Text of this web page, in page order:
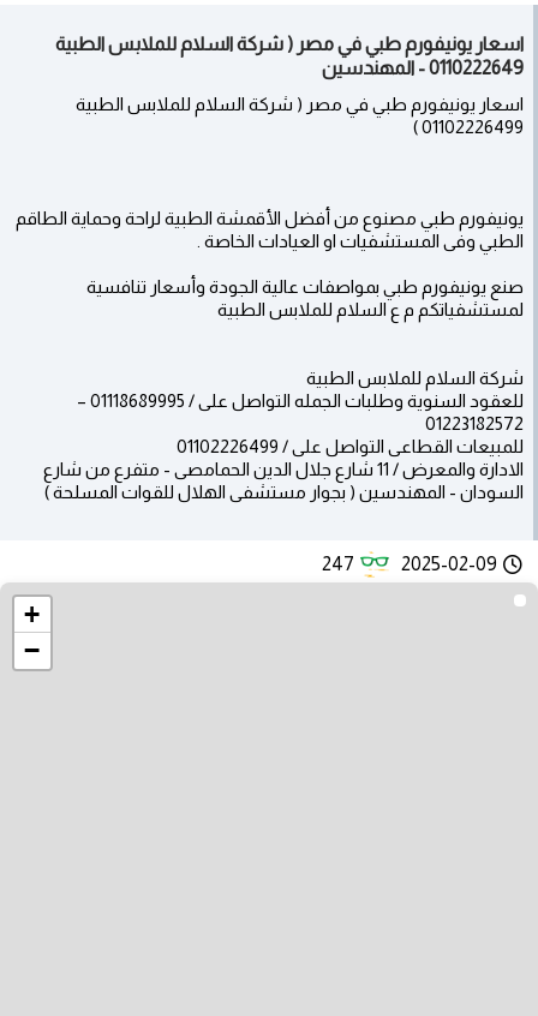
اسعار يونيفورم طبي في مصر ( شركة السلام للملابس الطبية
0110222649 - المهندسين
اسعار يونيفورم طبي في مصر ( شركة السلام للملابس الطبية
01102226499 )
يونيفورم طبي مصنوع من أفضل الأقمشة الطبية لراحة وحماية الطاقم
الطبي وفى المستشفيات او العيادات الخاصة .
صنع يونيفورم طبي بمواصفات عالية الجودة وأسعار تنافسية
لمستشفياتكم م ع السلام للملابس الطبية
شركة السلام للملابس الطبية
للعقود السنوية وطلبات الجمله التواصل على / 01118689995 –
01223182572
للمبيعات القطاعى التواصل على / 01102226499
الادارة والمعرض / 11 شارع جلال الدين الحمامصى - متفرع من شارع
السودان - المهندسين ( بجوار مستشفى الهلال للقوات المسلحة )
2025-02-09
247
+
−